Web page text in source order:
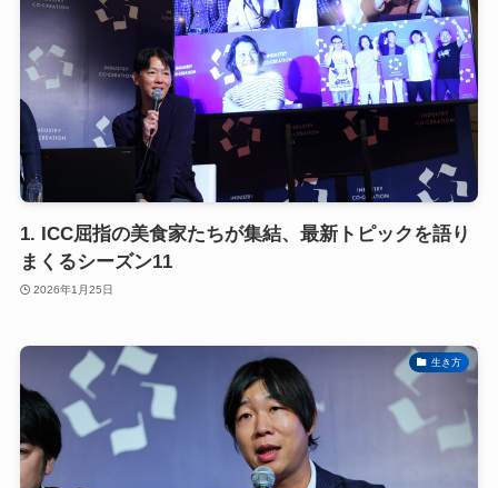
1. ICC屈指の美食家たちが集結、最新トピックを語り
まくるシーズン11
2026年1月25日
生き方